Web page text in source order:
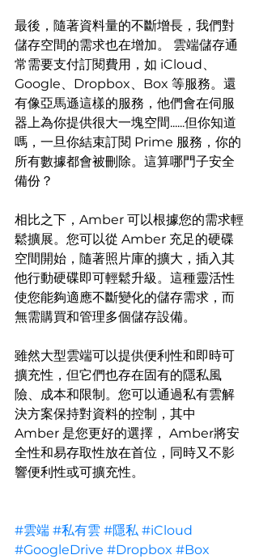
最後，隨著資料量的不斷增長，我們對
儲存空間的需求也在增加。 雲端儲存通
常需要支付訂閱費用，如 iCloud、
Google、Dropbox、Box 等服務。還
有像亞馬遜這樣的服務，他們會在伺服
器上為你提供很大一塊空間......但你知道
嗎，一旦你結束訂閱 Prime 服務，你的
所有數據都會被刪除。這算哪門子安全
備份？
相比之下，Amber 可以根據您的需求輕
鬆擴展。您可以從 Amber 充足的硬碟
空間開始，隨著照片庫的擴大，插入其
他行動硬碟即可輕鬆升級。這種靈活性
使您能夠適應不斷變化的儲存需求，而
無需購買和管理多個儲存設備。
雖然大型雲端可以提供便利性和即時可
擴充性，但它們也存在固有的隱私風
險、成本和限制。您可以通過私有雲解
決方案保持對資料的控制，其中
Amber 是您更好的選擇， Amber將安
全性和易存取性放在首位，同時又不影
響便利性或可擴充性。
#雲端 #私有雲 #隱私 #iCloud
#GoogleDrive #Dropbox #Box